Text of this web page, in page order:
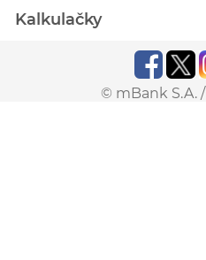
Kalkulačky
© mBank S.A. /